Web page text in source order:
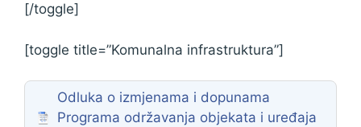
[/toggle]
[toggle title=”Komunalna infrastruktura”]
Odluka o izmjenama i dopunama
Programa održavanja objekata i uređaja